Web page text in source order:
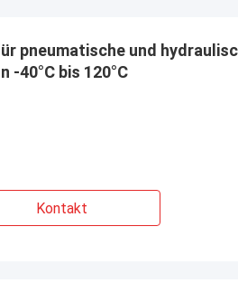
pneumatische und
-40°C bis 120°C
Kontakt